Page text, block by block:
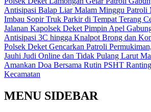
Antisipasi Balap Liar Malam Minggu Patroli
Imbau Sopir Truk Parkir di Tempat Terang
Jalanan Kapolsek Deket Pimpin Apel
Antisipasi 3C hingga Knalpot Brong dan
Polsek Deket Gencarkan Patroli
Jauhi Judi Online dan Tidak Pulang Larut
Amankan Doa Bersama Rutin PSHT
Kecamatan
MENU SIDEBAR